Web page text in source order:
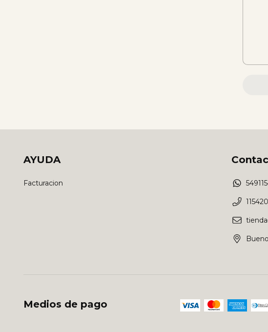
AYUDA
Facturacion
Medios de pago